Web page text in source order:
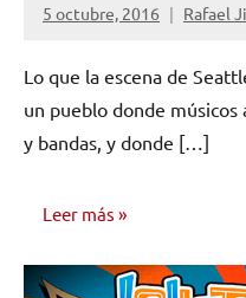
5 octubre, 2016 Rafael
No
comentarios
Lo que la escena de
un pueblo donde músicos
y bandas, y donde […]
Leer más
OPINIÓN